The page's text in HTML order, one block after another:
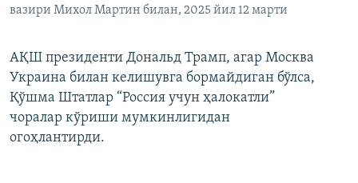
вазири Михол Мартин билан, 2025 йил 12 марти
АҚШ президенти Дональд Трамп, агар Москва
Украина билан келишувга бормайдиган бўлса,
Қўшма Штатлар “Россия учун ҳалокатли”
чоралар кўриши мумкинлигидан
огоҳлантирди.